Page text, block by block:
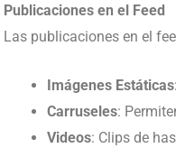
Publicaciones en el Feed
Las publicaciones en el
Imágenes Estáticas
Carruseles:
Videos: Clips de